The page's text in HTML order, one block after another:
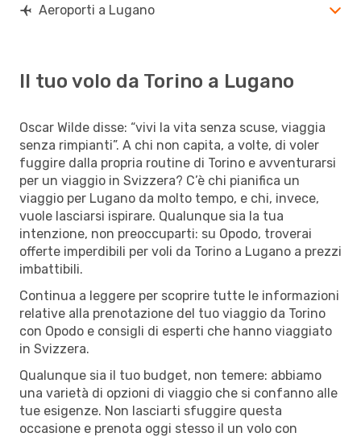
Aeroporti a Lugano
Il tuo volo da Torino a Lugano
Oscar Wilde disse: “vivi la vita senza scuse, viaggia
senza rimpianti”. A chi non capita, a volte, di voler
fuggire dalla propria routine di Torino e avventurarsi
per un viaggio in Svizzera? C’è chi pianifica un
viaggio per Lugano da molto tempo, e chi, invece,
vuole lasciarsi ispirare. Qualunque sia la tua
intenzione, non preoccuparti: su Opodo, troverai
offerte imperdibili per voli da Torino a Lugano a prezzi
imbattibili.
Continua a leggere per scoprire tutte le informazioni
relative alla prenotazione del tuo viaggio da Torino
con Opodo e consigli di esperti che hanno viaggiato
in Svizzera.
Qualunque sia il tuo budget, non temere: abbiamo
una varietà di opzioni di viaggio che si confanno alle
tue esigenze. Non lasciarti sfuggire questa
occasione e prenota oggi stesso il un volo con